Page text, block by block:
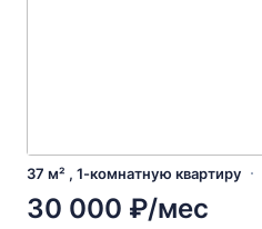
37 м² , 1-комнатную квартиру
30 000 ₽/мес